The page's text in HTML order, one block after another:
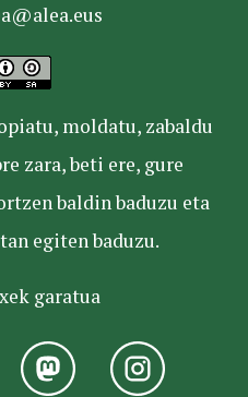
moldatu, zabaldu
zara, beti ere, gure
baldin baduzu eta
egiten baduzu.
garatua